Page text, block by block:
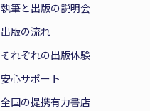
執筆と出版の説明会
出版の流れ
それぞれの出版体験
安心サポート
全国の提携有力書店